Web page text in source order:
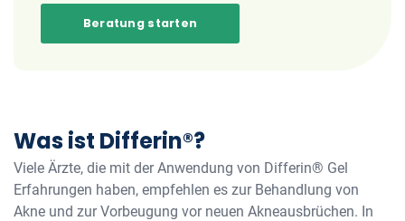
Beratung starten
Was ist Differin®?
Viele Ärzte, die mit der Anwendung von Differin® Gel
Erfahrungen haben, empfehlen es zur Behandlung von
Akne und zur Vorbeugung vor neuen Akneausbrüchen. In